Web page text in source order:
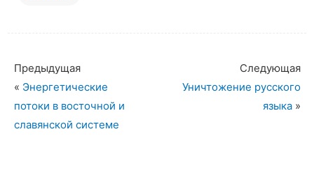
Предыдущая
« Энергетические
потоки в восточной и
славянской системе
Следующая
Уничтожение русского
языка»